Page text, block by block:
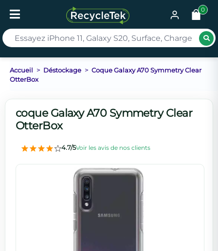
0
Accueil Déstockage
Coque Galaxy A70 Symmetry Clear
OtterBox
coque Galaxy A70 Symmetry Clear
OtterBox
4.7/5Voir les avis de nos clients